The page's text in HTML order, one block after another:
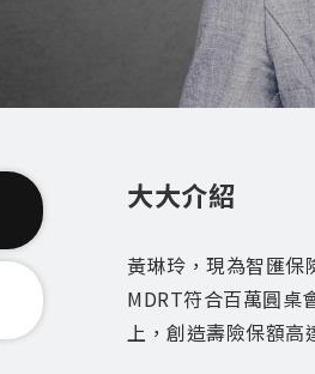
大大介紹
黃琳玲，現為智匯保
MDRT符合百萬圓桌
上，創造壽險保額高